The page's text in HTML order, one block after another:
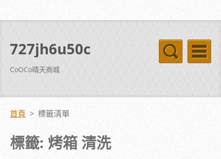
727jh6u50c
CoOCo晴天商城
首頁 > 標籤清單
標籤: 烤箱 清洗